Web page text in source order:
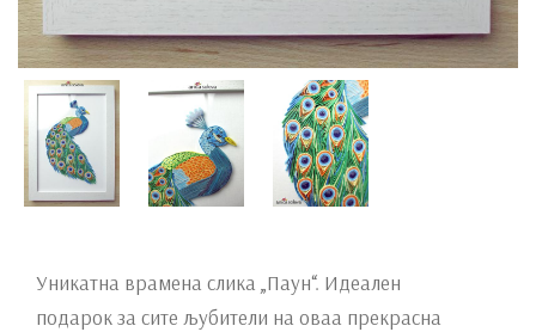
Уникатна врамена слика „Паун“. Идеален
подарок за сите љубители на оваа прекрасна